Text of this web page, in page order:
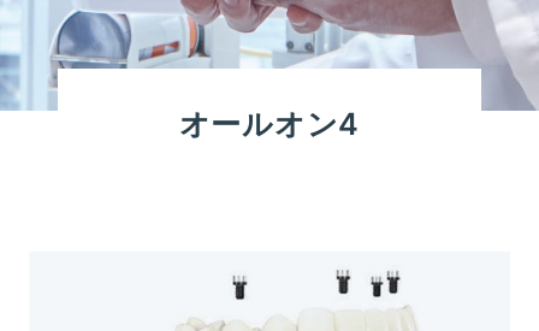
オールオン4